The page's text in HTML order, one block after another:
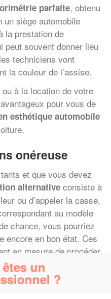
parfaite, obtenu
siège automobile
la prestation de
peut souvent donner lieu
techniciens vont
la couleur de l’assise.
à la location de votre
pour vous de
esthétique automobile
onéreuse
et que vous devez
alternative consiste à
ou d’appeler la casse,
au modèle
chance, vous pourriez
encore en bon état. Ces
en mesure de procéder
pourriez par la suite
pour quelques
un
?